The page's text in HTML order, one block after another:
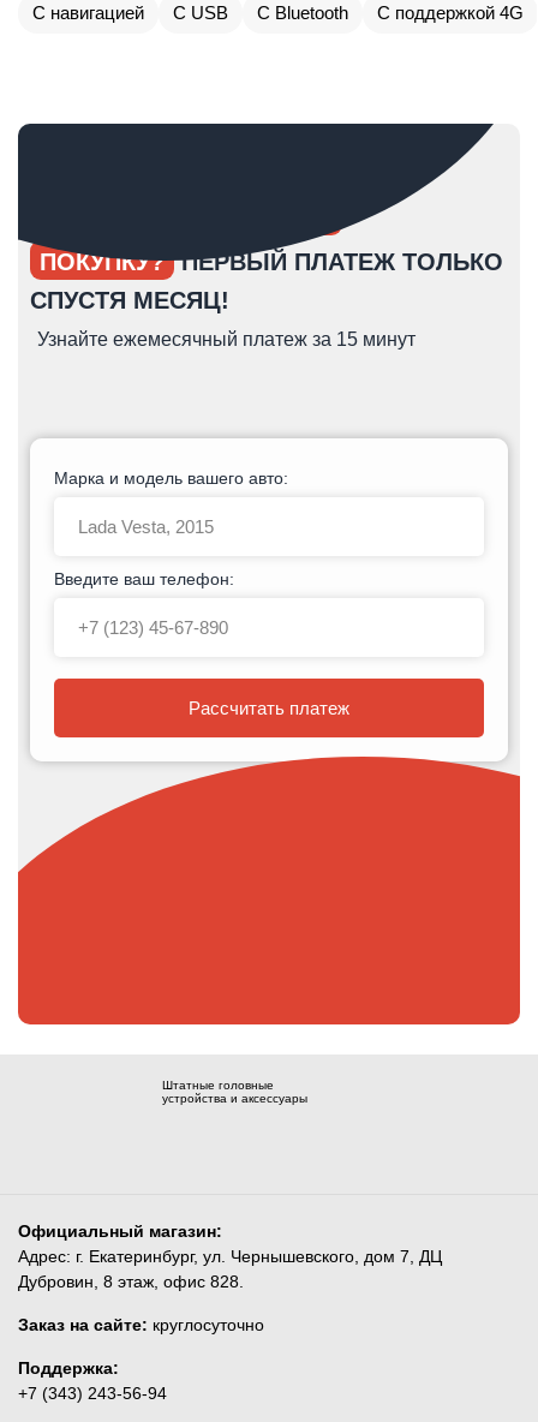
С навигацией С USB С Bluetooth С поддержкой 4G
ПОКУПКУ? ПЕРВЫЙ ПЛАТЕЖ ТОЛЬКО
СПУСТЯ МЕСЯЦ!
Узнайте ежемесячный платеж за 15 минут
Марка и модель вашего авто:
Введите ваш телефон:
Рассчитать платеж
Штатные головные
устройства и аксессуары
Официальный магазин:
Адрес: г. Екатеринбург, ул. Чернышевского, дом 7, ДЦ
Дубровин, 8 этаж, офис 828.
Заказ на сайте: круглосуточно
Поддержка:
+7 (343) 243-56-94